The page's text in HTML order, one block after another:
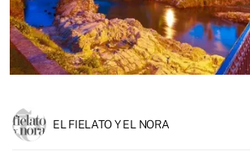
EL FIELATO Y EL NORA